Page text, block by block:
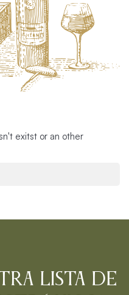
exitst or an other
lista de